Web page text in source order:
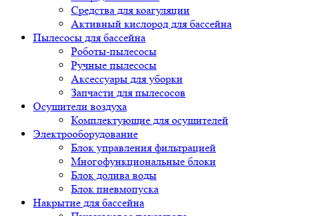
Средства для коагуляции
Активный кислород для бассейна
Пылесосы для бассейна
Роботы-пылесосы
Ручные пылесосы
Аксессуары для уборки
Запчасти для пылесосов
Осушители воздуха
Комплектующие для осушителей
Электрооборудование
Блок управления фильтрацией
Многофункциональные блоки
Блок долива воды
Блок пневмопуска
Накрытие для бассейна